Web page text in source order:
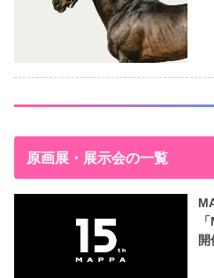
原画展・展示会の一覧
開